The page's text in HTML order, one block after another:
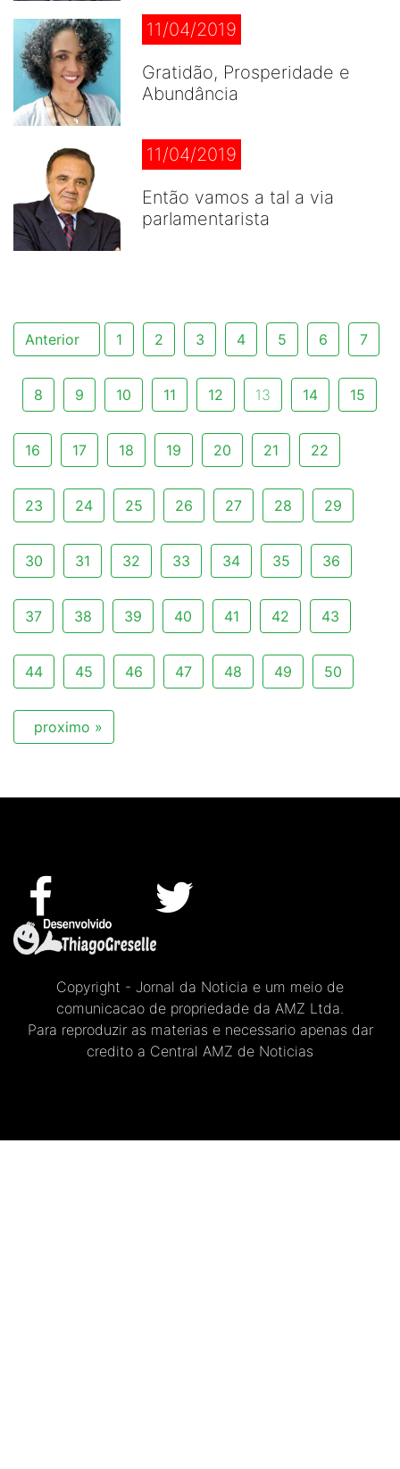
11/04/2019
Gratidão, Prosperidade e
Abundância
11/04/2019
Então vamos a tal a via
parlamentarista
Anterior 1 2 3 4 5 6 7
8 9 10 11 12 13 14 15
16 17 18 19 20 21 22
23 24 25 26 27 28 29
30 31 32 33 34 35 36
37 38 39 40 41 42 43
44 45 46 47 48 49 50
proximo »
Copyright - Jornal da Noticia e um meio de
comunicacao de propriedade da AMZ Ltda.
Para reproduzir as materias e necessario apenas dar
credito a Central AMZ de Noticias